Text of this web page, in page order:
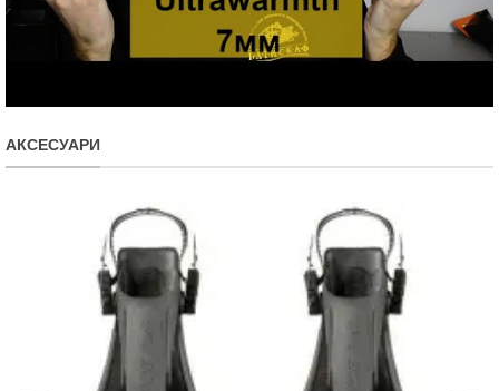
АКСЕСУАРИ